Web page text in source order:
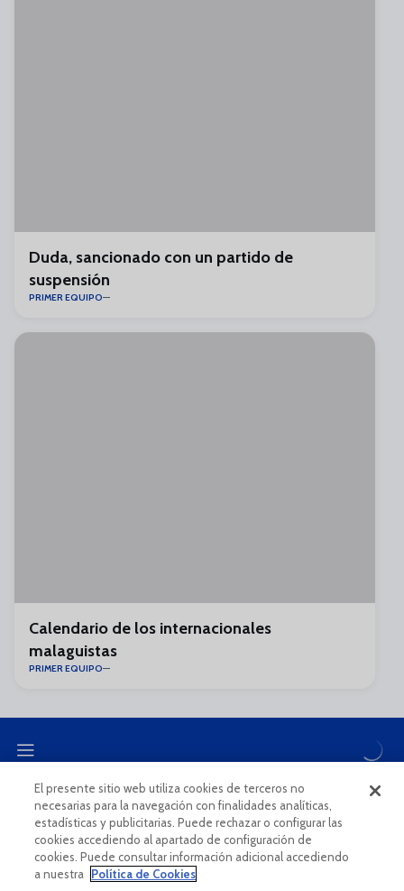
Duda, sancionado con un partido de
suspensión
PRIMER EQUIPO
Calendario de los internacionales
malaguistas
PRIMER EQUIPO
CANAL ÉTICO
El presente sitio web utiliza cookies de terceros no
necesarias para la navegación con finalidades analíticas,
estadísticas y publicitarias. Puede rechazar o configurar las
cookies accediendo al apartado de configuración de
cookies. Puede consultar información adicional accediendo
a nuestra
Política de Cookies